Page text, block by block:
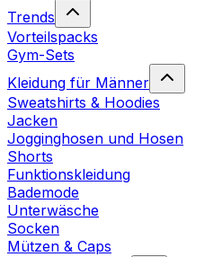
Trends
Vorteilspacks
Gym-Sets
Kleidung für Männer
Sweatshirts & Hoodies
Jacken
Jogginghosen und Hosen
Shorts
Funktionskleidung
Bademode
Unterwäsche
Socken
Mützen & Caps